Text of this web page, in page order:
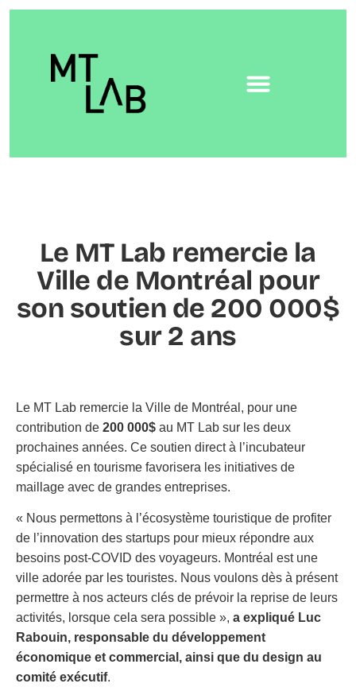
Le MT Lab remercie la
Ville de Montréal pour
son soutien de 200 000$
sur 2 ans
Le MT Lab remercie la Ville de Montréal, pour une
contribution de 200 000$ au MT Lab sur les deux
prochaines années. Ce soutien direct à l’incubateur
spécialisé en tourisme favorisera les initiatives de
maillage avec de grandes entreprises.
« Nous permettons à l’écosystème touristique de profiter
de l’innovation des startups pour mieux répondre aux
besoins post-COVID des voyageurs. Montréal est une
ville adorée par les touristes. Nous voulons dès à présent
permettre à nos acteurs clés de prévoir la reprise de leurs
activités, lorsque cela sera possible », a expliqué Luc
Rabouin, responsable du développement
économique et commercial, ainsi que du design au
comité exécutif.